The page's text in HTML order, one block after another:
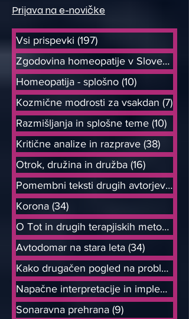
Prijava na e-novičke
Vsi prispevki (197)
Zgodovina homeopatije v Sloveniji
Homeopatija - splošno (10)
Kozmične modrosti za vsakdan (7)
Razmišljanja in splošne teme (10)
Kritične analize in razprave (38)
Otrok, družina in družba (16)
Pomembni teksti drugih avtorjev
(6)
Korona (34)
O Tot in drugih terapjiskih metodah
Avtodomar na stara leta (34)
Kako drugačen pogled na probleme od
Napačne interpretacije in implement
Sonaravna prehrana (9)